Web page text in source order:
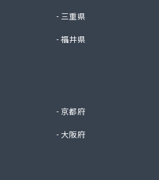
三重県
福井県
京都府
大阪府